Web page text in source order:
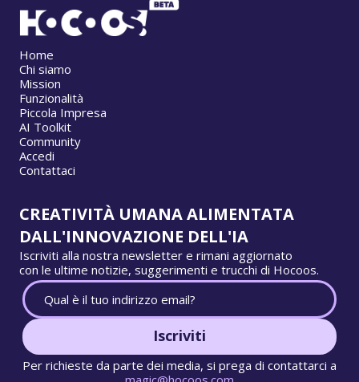
Home
Chi siamo
Mission
Funzionalità
Piccola Impresa
AI Toolkit
Community
Accedi
Contattaci
CREATIVITÀ UMANA ALIMENTATA
DALL'INNOVAZIONE DELL'IA
Iscriviti alla nostra newsletter e rimani aggiornato
con le ultime notizie, suggerimenti e trucchi di Hocoos.
Iscriviti
Per richieste da parte dei media, si prega di contattarci a